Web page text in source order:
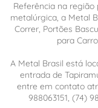
Referência na
metalúrgica, a Metal
Correr, Portões
para
A Metal Brasil está
entrada de
entre em contato
988063151, (74)